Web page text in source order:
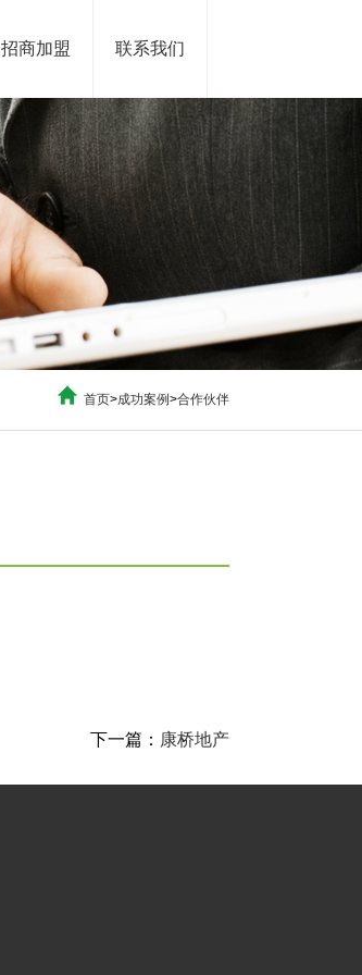
招商加盟 联系我们
首页>成功案例>合作伙伴
下一篇： 康桥地产